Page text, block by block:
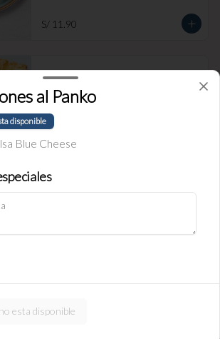
S/ 11.90
Empanada de Jamón y Queso
Rellena de jamón ingles y queso.
S/ 11.90
Cookies
para permitir que Justo use cookies a fin
al Panko
disponible
Blue Cheese
esta disponible